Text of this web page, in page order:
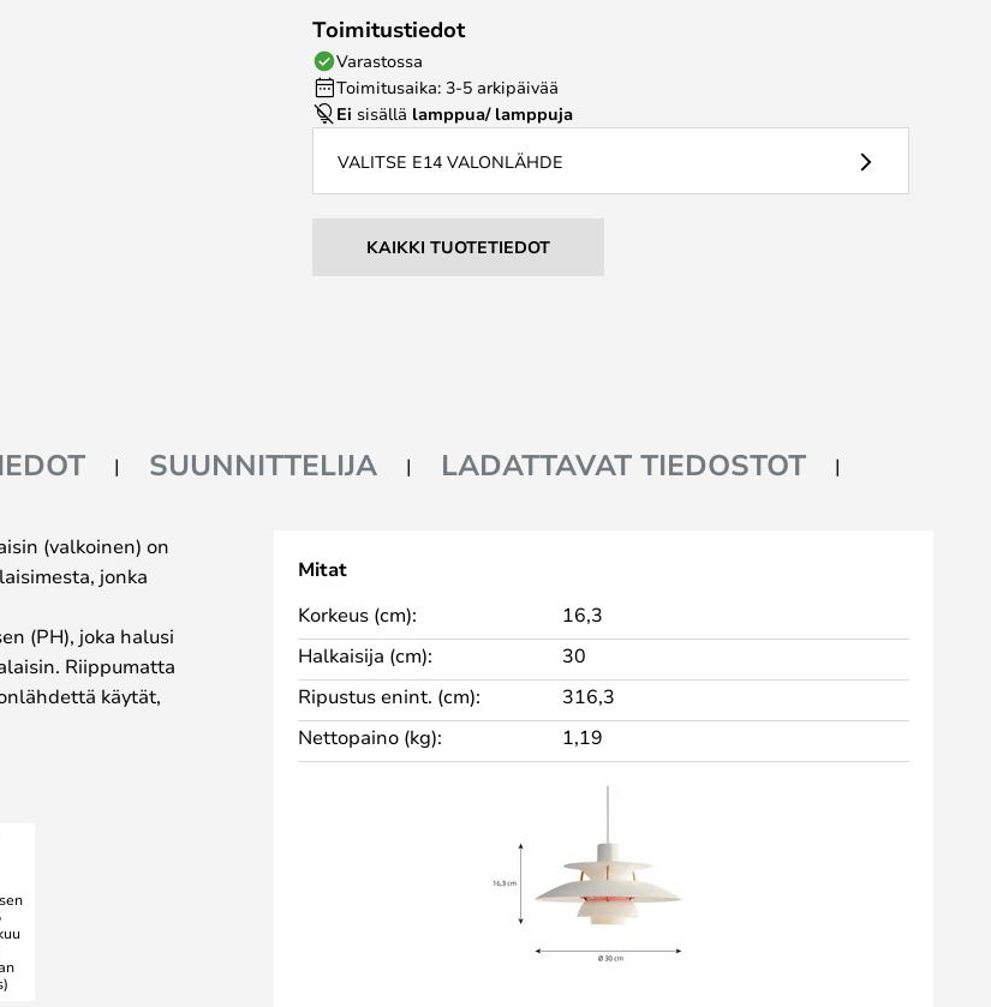
Toimitustiedot
Varastossa
Toimitusaika: 3-5 arkipäivää
Ei sisällä lamppua/ lamppuja
VALITSE E14 VALONLÄHDE
KAIKKI TUOTETIEDOT
SUUNNITTELIJA LADATTAVAT TIEDOSTOT
(valkoinen) on
jonka
(PH), joka halusi
Riippumatta
käytät,
Mitat
Korkeus (cm):
16,3
Halkaisija (cm):
30
Ripustus enint. (cm):
316,3
Nettopaino (kg):
1,19